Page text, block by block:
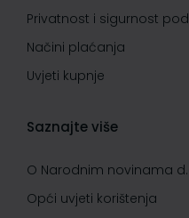
Privatnost i sigurnost
Načini plaćanja
Uvjeti kupnje
Saznajte više
O Narodnim novinama
Opći uvjeti korištenja